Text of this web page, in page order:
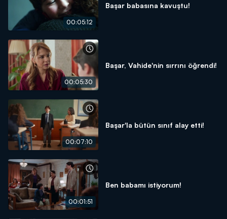
00:05:12
Başar babasına kavuştu!
00:05:30
Başar, Vahide'nin sırrını öğrendi!
00:07:10
Başar'la bütün sınıf alay etti!
00:01:51
Ben babamı istiyorum!